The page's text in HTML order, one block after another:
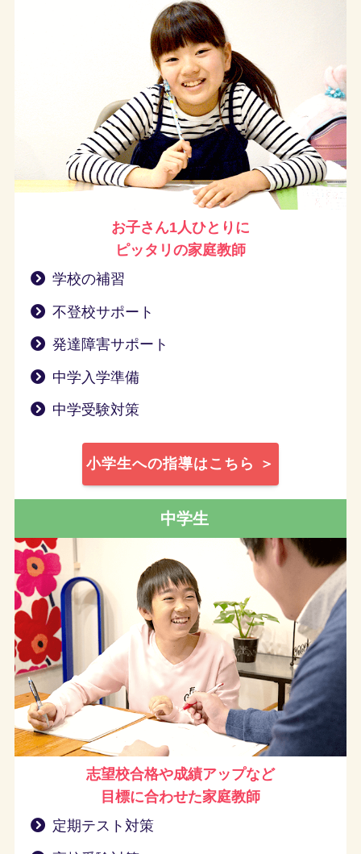
お子さん1人ひとりに
ピッタリの家庭教師
学校の補習
不登校サポート
発達障害サポート
中学入学準備
中学受験対策
小学生への指導はこちら ＞
中学生
志望校合格や成績アップなど
目標に合わせた家庭教師
定期テスト対策